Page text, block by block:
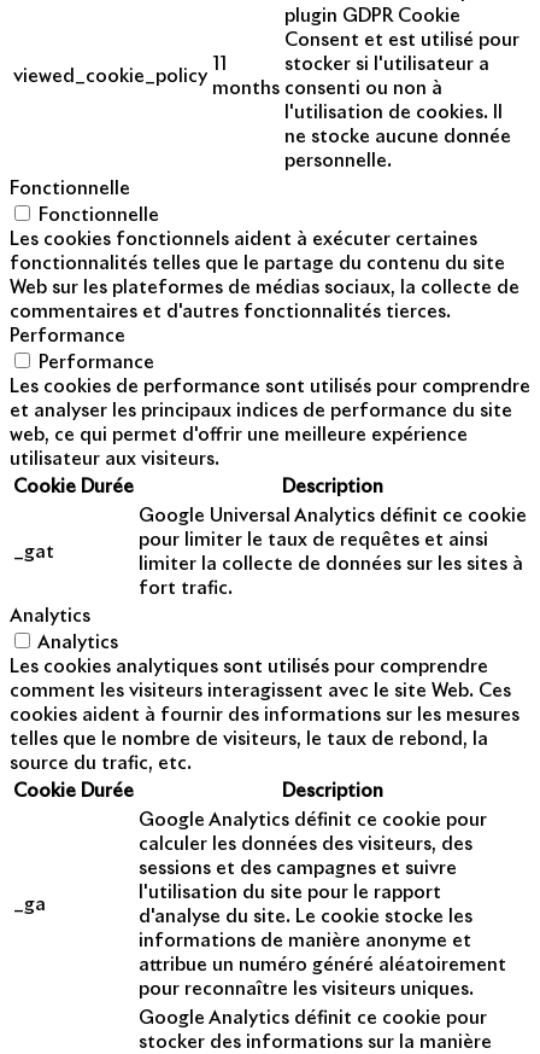
viewed_cookie_policy
months
plugin GDPR Cookie
Consent et est utilisé pour
stocker si l'utilisateur a
consenti ou non à
l'utilisation de cookies. Il
ne stocke aucune donnée
personnelle.
Fonctionnelle
Fonctionnelle
Les cookies fonctionnels aident à exécuter certaines
fonctionnalités telles que le partage du contenu du site
Web sur les plateformes de médias sociaux, la collecte de
commentaires et d'autres fonctionnalités tierces.
Performance
Performance
Les cookies de performance sont utilisés pour comprendre
et analyser les principaux indices de performance du site
web, ce qui permet d'offrir une meilleure expérience
utilisateur aux visiteurs.
Cookie Durée Description
_gat
Google Universal Analytics définit ce cookie
pour limiter le taux de requêtes et ainsi
limiter la collecte de données sur les sites à
fort trafic.
Analytics
Analytics
Les cookies analytiques sont utilisés pour comprendre
comment les visiteurs interagissent avec le site Web. Ces
cookies aident à fournir des informations sur les mesures
telles que le nombre de visiteurs, le taux de rebond, la
source du trafic, etc.
Cookie Durée Description
_ga
Google Analytics définit ce cookie pour
calculer les données des visiteurs, des
sessions et des campagnes et suivre
l'utilisation du site pour le rapport
d'analyse du site. Le cookie stocke les
informations de manière anonyme et
attribue un numéro généré aléatoirement
pour reconnaître les visiteurs uniques.
Google Analytics définit ce cookie pour
stocker des informations sur la manière